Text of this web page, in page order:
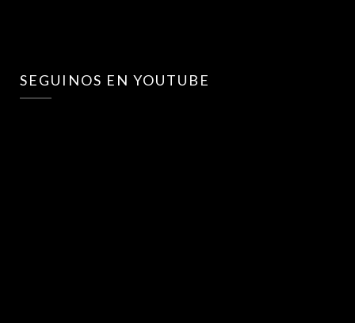
SEGUINOS EN YOUTUBE